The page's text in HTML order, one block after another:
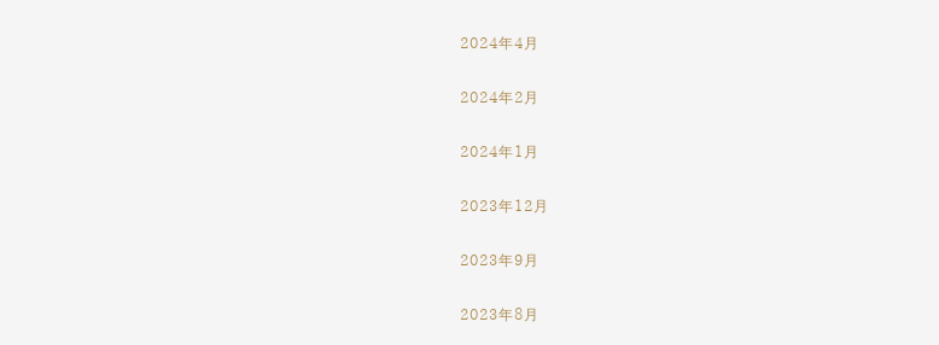
2024年4月
2024年2月
2024年1月
2023年12月
2023年9月
2023年8月